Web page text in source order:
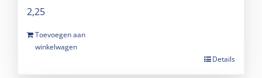
2,25
Toevoegen aan
winkelwagen
Details